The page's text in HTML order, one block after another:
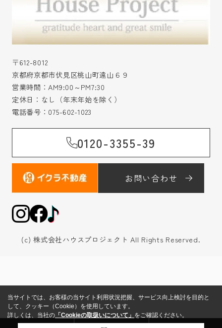
〒612-8012
京都府京都市伏見区桃山町遠山６９
営業時間：AM9:00～PM7:30
定休日：なし（年末年始を除く）
電話番号： 075-602-1023
0120-3355-39
お問い合わせ
(c) 株式会社ハウスプロジェクト All Rights Reserved.
当サイトでは、お客様の当サイト利用状況把握、サービス向上検討を目的と
して、クッキー（Cookie）を使用しています。
詳しくは、当社の 「Cookieの取扱いについて」 をご確認ください。